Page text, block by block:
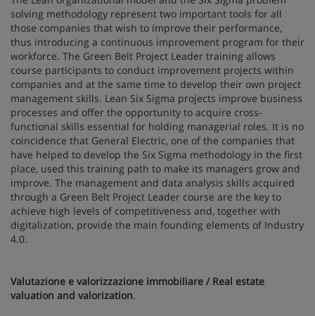
solving methodology represent two important tools for all
those companies that wish to improve their performance,
thus introducing a continuous improvement program for their
workforce. The Green Belt Project Leader training allows
course participants to conduct improvement projects within
companies and at the same time to develop their own project
management skills. Lean Six Sigma projects improve business
processes and offer the opportunity to acquire cross-
functional skills essential for holding managerial roles. It is no
coincidence that General Electric, one of the companies that
have helped to develop the Six Sigma methodology in the first
place, used this training path to make its managers grow and
improve. The management and data analysis skills acquired
through a Green Belt Project Leader course are the key to
achieve high levels of competitiveness and, together with
digitalization, provide the main founding elements of Industry
4.0.
Valutazione e valorizzazione immobiliare / Real estate
valuation and valorization.